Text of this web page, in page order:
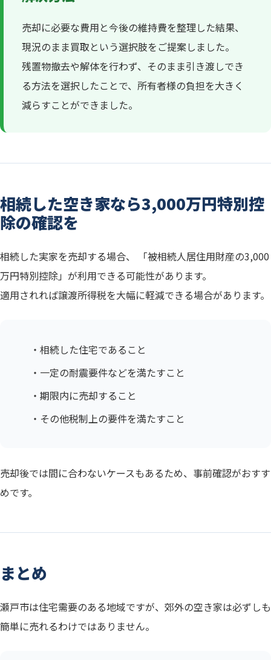
売却に必要な費用と今後の維持費を整理した結果、
現況のまま買取という選択肢をご提案しました。
残置物撤去や解体を行わず、そのまま引き渡しでき
る方法を選択したことで、所有者様の負担を大きく
減らすことができました。
相続した空き家なら3,000万円特別控
除の確認を
相続した実家を売却する場合、 「被相続人居住用財産の3,000
万円特別控除」が利用できる可能性があります。
適用されれば譲渡所得税を大幅に軽減できる場合があります。
・相続した住宅であること
・一定の耐震要件などを満たすこと
・期限内に売却すること
・その他税制上の要件を満たすこと
売却後では間に合わないケースもあるため、事前確認がおすす
めです。
まとめ
瀬戸市は住宅需要のある地域ですが、郊外の空き家は必ずしも
簡単に売れるわけではありません。